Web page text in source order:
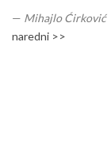
— Mihajlo Ćirković
naredni >>